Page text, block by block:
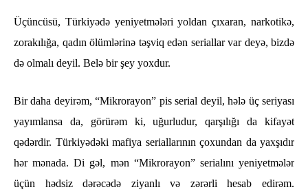
Üçüncüsü, Türkiyədə yeniyetmələri yoldan çıxaran, narkotikə,
zorakılığa, qadın ölümlərinə təşviq edən seriallar var deyə, bizdə
də olmalı deyil. Belə bir şey yoxdur.
Bir daha deyirəm, “Mikrorayon” pis serial deyil, hələ üç seriyası
yayımlansa da, görürəm ki, uğurludur, qarşılığı da kifayət
qədərdir. Türkiyədəki mafiya seriallarının çoxundan da yaxşıdır
hər mənada. Di gəl, mən “Mikrorayon” serialını yeniyetmələr
üçün hədsiz dərəcədə ziyanlı və zərərli hesab edirəm.